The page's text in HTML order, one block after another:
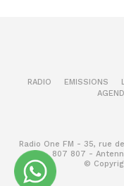
RADIO EMISSIONS
Radio One FM - 35, rue
807 807 -
©